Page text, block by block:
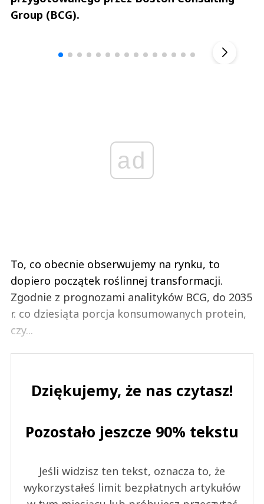
Group (BCG).
ad
To, co obecnie obserwujemy na rynku, to
dopiero początek roślinnej transformacji.
Zgodnie z prognozami analityków BCG, do 2035
r. co dziesiąta porcja konsumowanych protein,
czy...
Dziękujemy, że nas czytasz!
Pozostało jeszcze 90% tekstu
Jeśli widzisz ten tekst, oznacza to, że
wykorzystałeś limit bezpłatnych artykułów